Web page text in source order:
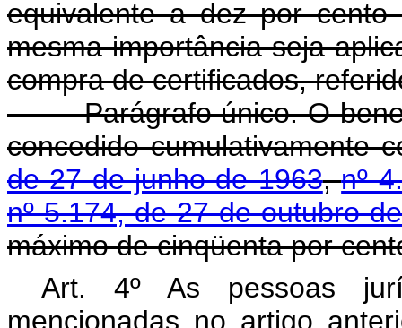
equivalente a dez por
mesma importância seja
compra de certificados,
Parágrafo único. O
concedido cumulativamente
de 27 de junho de 1963,nº
nº 5.174, de 27 de outubro
máximo de cinqüenta por
Art. 4º As pessoas
mencionadas no artigo